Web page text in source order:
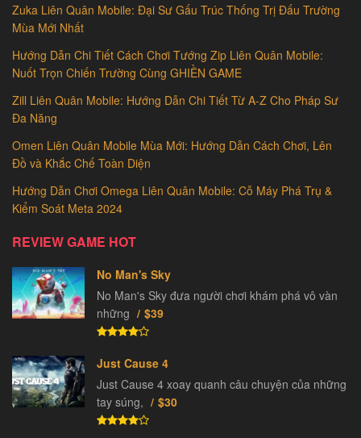
Zuka Liên Quân Mobile: Đại Sư Gấu Trúc Thống Trị Đấu Trường
Mùa Mới Nhất
Hướng Dẫn Chi Tiết Cách Chơi Tướng Zip Liên Quân Mobile:
Nuốt Trọn Chiến Trường Cùng GHIỀN GAME
Zill Liên Quân Mobile: Hướng Dẫn Chi Tiết Từ A-Z Cho Pháp Sư
Đa Năng
Omen Liên Quân Mobile Mùa Mới: Hướng Dẫn Cách Chơi, Lên
Đồ và Khắc Chế Toàn Diện
Hướng Dẫn Chơi Omega Liên Quân Mobile: Cỗ Máy Phá Trụ &
Kiểm Soát Meta 2024
REVIEW GAME HOT
No Man's Sky
No Man's Sky đưa người chơi khám phá vô vàn
những
$39
Just Cause 4
Just Cause 4 xoay quanh câu chuyện của những
tay súng,
$30